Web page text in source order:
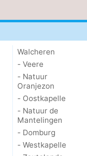
Walcheren
- Veere
- Natuur
Oranjezon
- Oostkapelle
- Natuur de
Mantelingen
- Domburg
- Westkapelle